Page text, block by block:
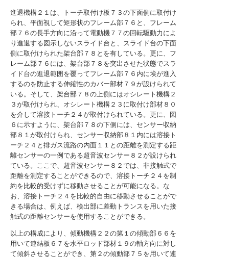
進退機構２１は、トーチ取付け板７３の下面側に取付け
られ、平面視して矩形状のフレーム部７６と、フレーム
部７６の長手方向に沿って電動機７７の回転駆動力によ
り進退する図示しないスライド台と、スライド台の下面
側に取付けられた架台部７８とを有している。更に、フ
レーム部７６には、架台部７８を突出させた状態でスラ
イド台の進退範囲を覆ってフレーム部７６内に埃が進入
するのを防止する伸縮性のカバー部材７９が設けられて
いる。そして、架台部７８の上側にはオシレート機構２
３が取付けられ、オシレート機構２３に取付け部材８０
を介して溶接トーチ２４が取付けられている。更に、図
６に示すように、架台部７８の下側には、センサー収納
部８１が取付けられ、センサー収納部８１内には溶接ト
ーチ２４と排ガス流路の内面１１との距離を測定する距
離センサーの一例である超音波センサー８２が設けられ
ている。ここで、超音波センサー８２では、非接触式で
距離を測定することができるので、溶接トーチ２４を制
約を比較的受けずに移動させることが可能になる。な
お、溶接トーチ２４を比較的自由に移動させることがで
きる場合は、例えば、検出部に差動トランスを用いた接
触式の距離センサーを使用することができる。
以上の構成により、傾動機構２２の第１の傾動部６６を
用いて連結板６７を水平ロッド部材１９の軸方向に対し
て傾斜させることができ、第２の傾動部７５を用いて連